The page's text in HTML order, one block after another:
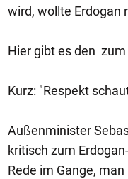
wird, wollte Erdogan
Hier gibt es den
Kurz: "Respekt
Außenminister
kritisch zum
Rede im Gange,